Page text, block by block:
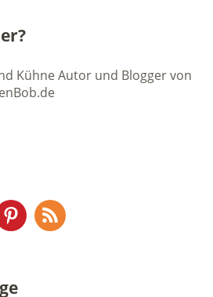
Kühne Autor und Blogger von
Pinterest